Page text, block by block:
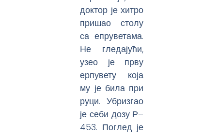
доктор је хитро
пришао столу
са епруветама.
Не гледајући,
узео је прву
ерпувету која
му је била при
руци. Убризгао
је себи дозу Р–
453. Поглед је